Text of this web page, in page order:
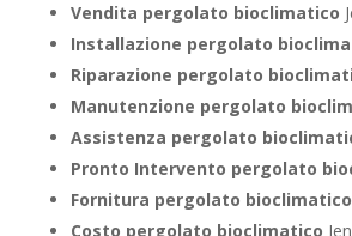
Vendita pergolato bioclimatico
Installazione pergolato
Riparazione pergolato
Manutenzione pergolato
Assistenza pergolato
Pronto Intervento pergolato
Fornitura pergolato bioclimatico
Costo pergolato bioclimatico